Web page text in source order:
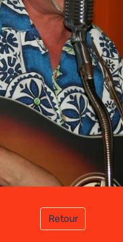
Retour